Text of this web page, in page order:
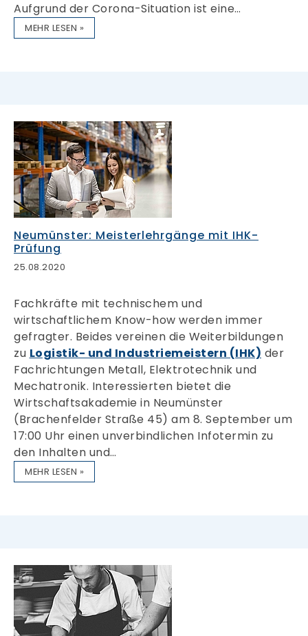
Aufgrund der Corona-Situation ist eine…
MEHR LESEN »
Neumünster: Meisterlehrgänge mit IHK-
Prüfung
25.08.2020
Fachkräfte mit technischem und
wirtschaftlichem Know-how werden immer
gefragter. Beides vereinen die Weiterbildungen
zu Logistik- und Industriemeistern (IHK) der
Fachrichtungen Metall, Elektrotechnik und
Mechatronik. Interessierten bietet die
Wirtschaftsakademie in Neumünster
(Brachenfelder Straße 45) am 8. September um
17:00 Uhr einen unverbindlichen Infotermin zu
den Inhalten und…
MEHR LESEN »